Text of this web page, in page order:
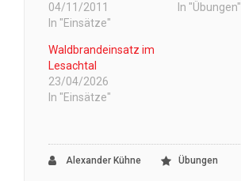
04/11/2011
In "Einsätze"
In "Übungen"
Waldbrandeinsatz im
Lesachtal
23/04/2026
In "Einsätze"
Alexander Kühne Übungen